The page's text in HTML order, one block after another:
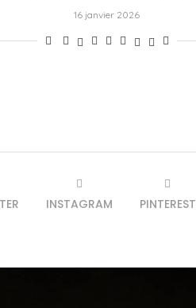
16 janvier 2026
INSTAGRAM PINTEREST